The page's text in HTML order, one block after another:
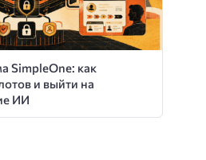
SimpleOne: как
и выйти на
ИИ